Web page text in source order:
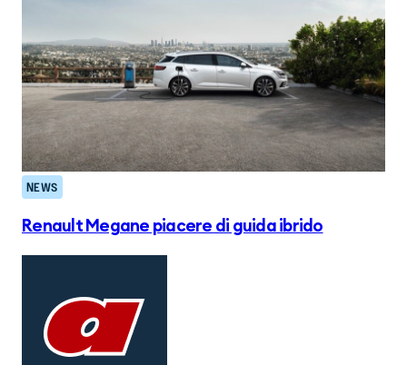
NEWS
Renault Megane piacere di guida ibrido